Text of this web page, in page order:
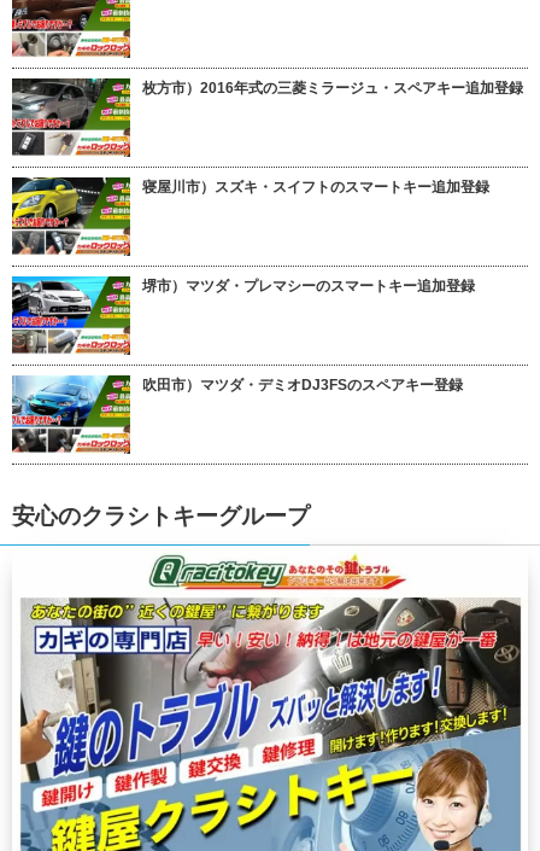
枚方市）2016年式の三菱ミラージュ・スペアキー追加登録
寝屋川市）スズキ・スイフトのスマートキー追加登録
堺市）マツダ・プレマシーのスマートキー追加登録
吹田市）マツダ・デミオDJ3FSのスペアキー登録
安心のクラシトキーグループ